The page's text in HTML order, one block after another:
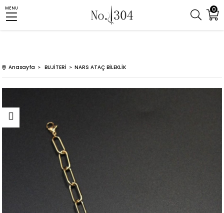
0
MENU
Anasayfa BUJİTERİ NARS ATAÇ BİLEKLİK